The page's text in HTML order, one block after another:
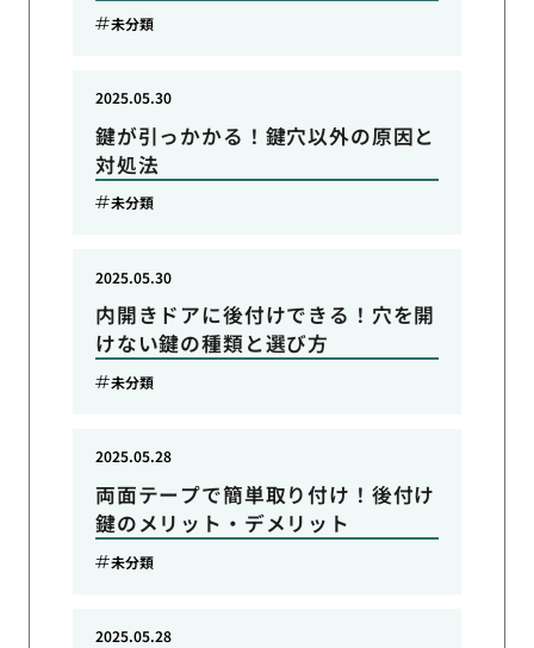
未分類
鍵が引っかかる！鍵穴以外の原因と
対処法
2025.05.30
未分類
内開きドアに後付けできる！穴を開
けない鍵の種類と選び方
2025.05.30
未分類
両面テープで簡単取り付け！後付け
鍵のメリット・デメリット
2025.05.28
未分類
2025.05.28